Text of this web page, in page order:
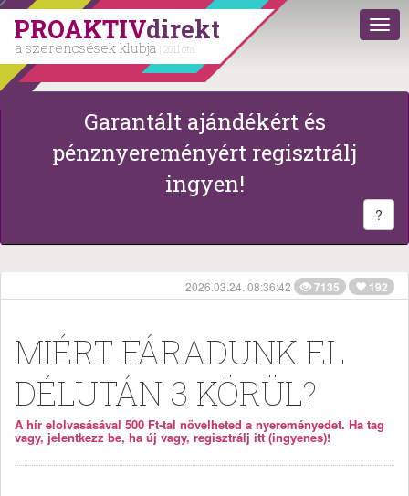
PROAKTIVdirekt
a szerencsések klubja | 2011 óta
Garantált ajándékért és
pénznyereményért regisztrálj
ingyen!
?
2026.03.24. 08:36:42 7135 192
MIÉRT FÁRADUNK EL
DÉLUTÁN 3 KÖRÜL?
A hír elolvasásával 500 Ft-tal növelheted a nyereményedet. Ha tag
vagy, jelentkezz be, ha új vagy, regisztrálj itt (ingyenes)!